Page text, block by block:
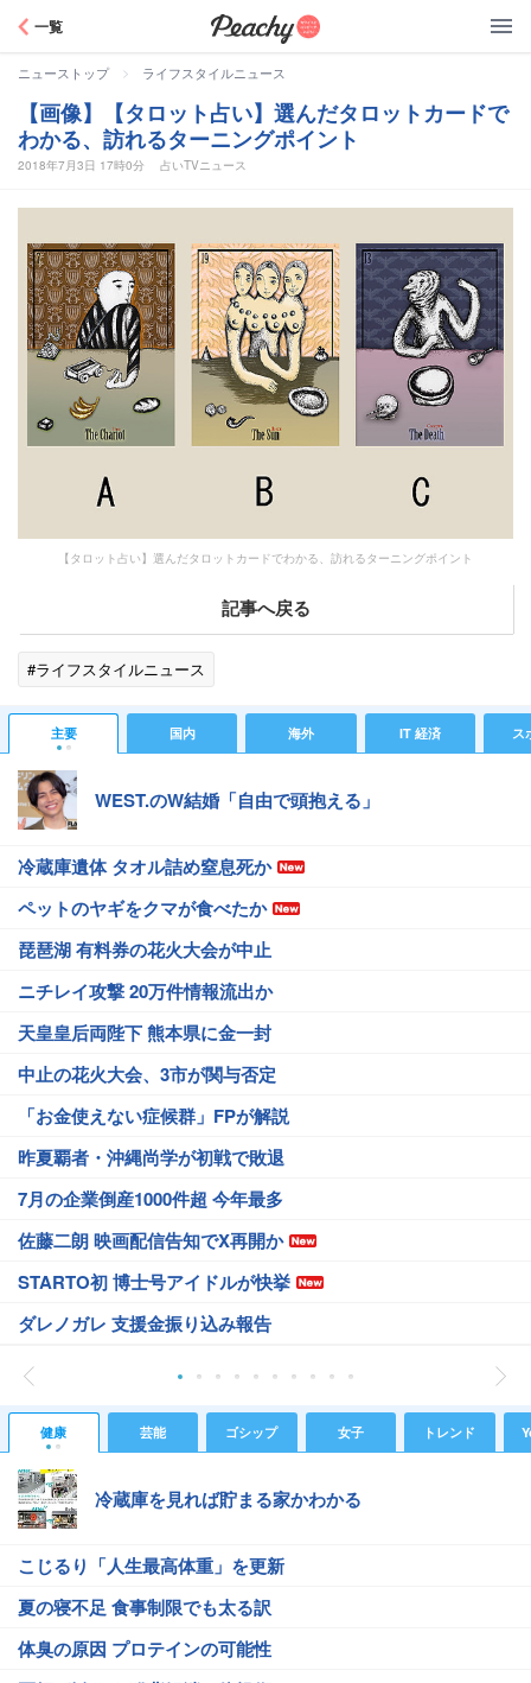
一覧
ニューストップ > ライフスタイルニュース
【画像】【タロット占い】選んだタロットカードで
わかる、訪れるターニングポイント
2018年7月3日 17時0分 占いTVニュース
【タロット占い】選んだタロットカードでわかる、訪れるターニングポイント
記事へ戻る
#ライフスタイルニュース
主要 国内 海外 IT 経済 ス
WEST.のW結婚「自由で頭抱える」
冷蔵庫遺体 タオル詰め窒息死か
ペットのヤギをクマが食べたか
琵琶湖 有料券の花火大会が中止
ニチレイ攻撃 20万件情報流出か
天皇皇后両陛下 熊本県に金一封
中止の花火大会、3市が関与否定
「お金使えない症候群」FPが解説
昨夏覇者・沖縄尚学が初戦で敗退
7月の企業倒産1000件超 今年最多
佐藤二朗 映画配信告知でX再開か
STARTO初 博士号アイドルが快挙
ダレノガレ 支援金振り込み報告
健康 芸能 ゴシップ 女子 トレンド
冷蔵庫を見れば貯まる家かわかる
こじるり「人生最高体重」を更新
夏の寝不足 食事制限でも太る訳
体臭の原因 プロテインの可能性